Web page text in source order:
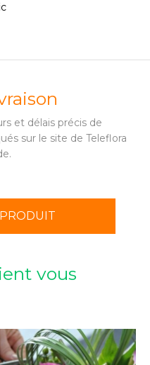
et délais précis de
sur le site de Teleflora
vous